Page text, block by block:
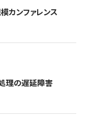
カンファレンス
理の遅延障害